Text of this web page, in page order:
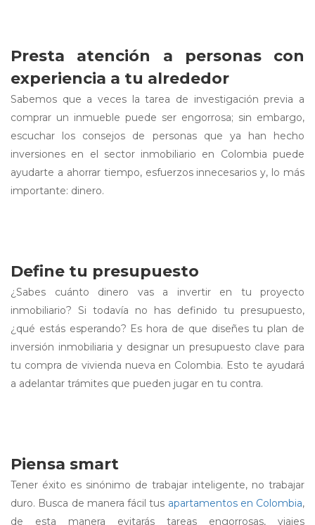
Presta atención a personas con
experiencia a tu alrededor
Sabemos que a veces la tarea de investigación previa a
comprar un inmueble puede ser engorrosa; sin embargo,
escuchar los consejos de personas que ya han hecho
inversiones en el sector inmobiliario en Colombia puede
ayudarte a ahorrar tiempo, esfuerzos innecesarios y, lo más
importante: dinero.
Define tu presupuesto
¿Sabes cuánto dinero vas a invertir en tu proyecto
inmobiliario? Si todavía no has definido tu presupuesto,
¿qué estás esperando? Es hora de que diseñes tu plan de
inversión inmobiliaria y designar un presupuesto clave para
tu compra de vivienda nueva en Colombia. Esto te ayudará
a adelantar trámites que pueden jugar en tu contra.
Piensa smart
Tener éxito es sinónimo de trabajar inteligente, no trabajar
duro. Busca de manera fácil tus apartamentos en Colombia,
de esta manera evitarás tareas engorrosas, viajes